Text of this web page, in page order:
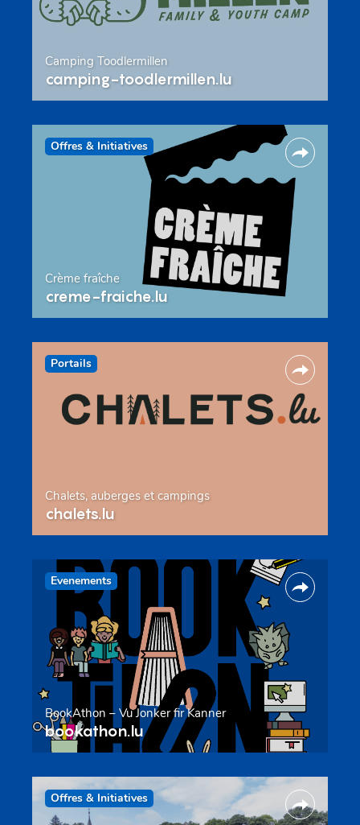
Camping Toodlermillen
camping-toodlermillen.lu
Offres & Initiatives
Crème fraîche
creme-fraiche.lu
Portails
Chalets, auberges et campings
chalets.lu
Evenements
BookAthon – Vu Jonker fir Kanner
bookathon.lu
Offres & Initiatives